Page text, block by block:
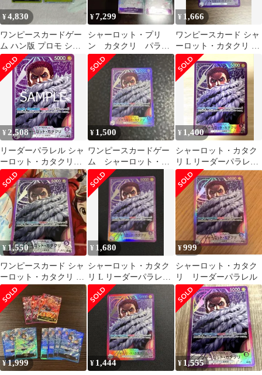
¥4,830
ワンピースカードゲー
ム ハン版 プロモ シャ
ーロット・カタクリ SR
L リーダー パラレル レ
ア
¥7,299
シャーロット・プリ
ン カタクリ パラレ
ルセット
¥ 1,666
ワンピースカード シャ
ーロット・カタクリ リ
ーダーパラレル
¥ 2,508
リーダーパラレル シャ
ーロット・カタクリ
{紫}〈OP11-062〉[神速
の拳]
¥ 1,500
ワンピースカードゲー
ム シャーロット・カ
タクリ リーダーパラ
レル L パラレル
¥ 1,400
シャーロット・カタク
リ L リーダーパラレル
リーパラ OP11-062
¥ 1,550
ワンピースカード シャ
ーロット・カタクリ リ
ーダーパラレル
¥ 1,680
シャーロット・カタク
リ L リーダーパラレル
リーパラ OP11-062
¥999
シャーロット・カタク
リ リーダーパラレル
¥1,999 ¥ 1,444 ¥ 1,555